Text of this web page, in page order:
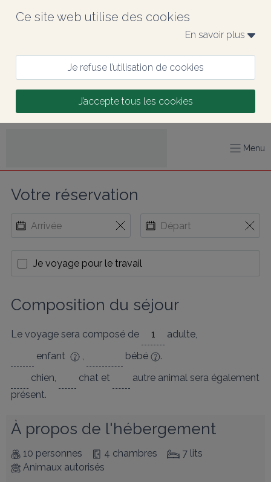
Ce site web utilise des cookies
En savoir plus
Je refuse l’utilisation de cookies
J’accepte tous les cookies
Menu
Votre réservation
Je voyage pour le travail
Composition du séjour
Le voyage sera composé de adulte,
enfant
, bébé
.
chien, chat et autre animal sera également
présent.
À propos de l'hébergement
10 personnes 4 chambres
7 lits
Animaux autorisés